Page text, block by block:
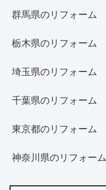
群馬県のリフォーム
栃木県のリフォーム
埼玉県のリフォーム
千葉県のリフォーム
東京都のリフォーム
神奈川県のリフォーム